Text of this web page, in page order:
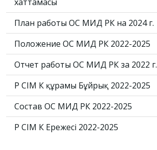
План работы ОС МИД РК на 2024 г.
Положение ОС МИД РК 2022-2025
Отчет работы ОС МИД РК за 2022 г.
ҚР СІМ ҚК құрамы Бұйрық 2022-2025
Состав ОС МИД РК 2022-2025
ҚР СІМ ҚК Ережесі 2022-2025